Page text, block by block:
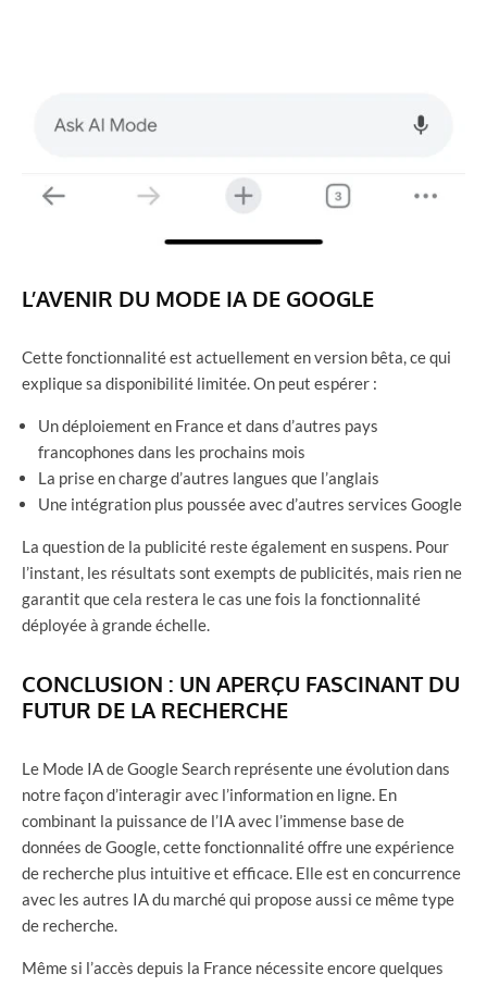
L’AVENIR DU MODE IA DE GOOGLE
Cette fonctionnalité est actuellement en version bêta, ce qui
explique sa disponibilité limitée. On peut espérer :
Un déploiement en France et dans d’autres pays
francophones dans les prochains mois
La prise en charge d’autres langues que l’anglais
Une intégration plus poussée avec d’autres services Google
La question de la publicité reste également en suspens. Pour
l’instant, les résultats sont exempts de publicités, mais rien ne
garantit que cela restera le cas une fois la fonctionnalité
déployée à grande échelle.
CONCLUSION : UN APERÇU FASCINANT DU
FUTUR DE LA RECHERCHE
Le Mode IA de Google Search représente une évolution dans
notre façon d’interagir avec l’information en ligne. En
combinant la puissance de l’IA avec l’immense base de
données de Google, cette fonctionnalité offre une expérience
de recherche plus intuitive et efficace. Elle est en concurrence
avec les autres IA du marché qui propose aussi ce même type
de recherche.
Même si l’accès depuis la France nécessite encore quelques